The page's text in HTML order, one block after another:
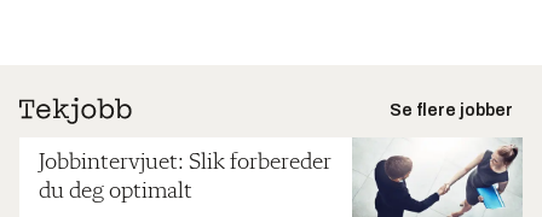
Se flere jobber
Jobbintervjuet: Slik forbereder
du deg optimalt